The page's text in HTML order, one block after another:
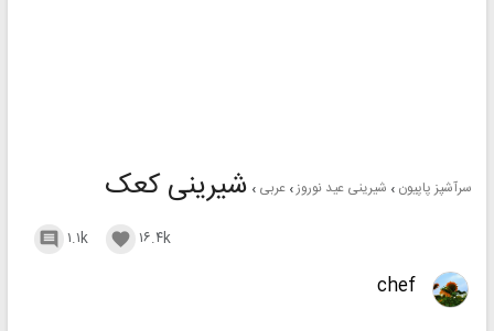
سرآشپز پاپیون شیرینی عید نوروز عربی شیرینی کعک
۱.۱k  ۱۶.۴k 
chef